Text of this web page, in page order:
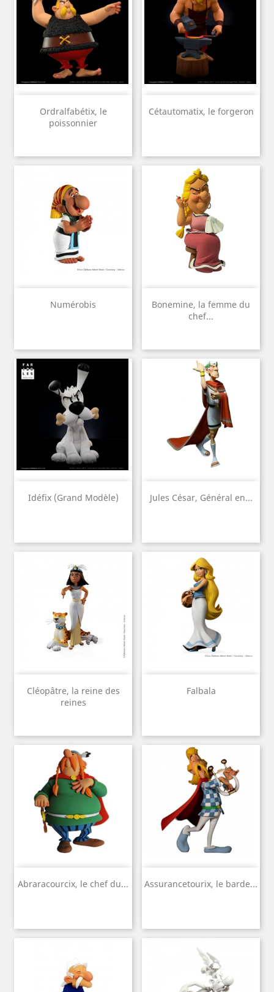
Ordralfabétix, le
poissonnier
Cétautomatix, le forgeron
Numérobis
Bonemine, la femme du
chef...
Idéfix (Grand Modèle) Jules César, Général en...
Cléopâtre, la reine des
reines
Falbala
Abraracourcix, le chef du... Assurancetourix, le barde...